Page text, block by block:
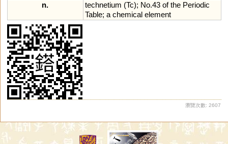
n.
technetium (Tc); No.43 of the Periodic
Table; a chemical element
瀏覽次數: 2607